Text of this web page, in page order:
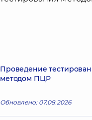
Проведение
методом ПЦР
Обновлено: 07.08.2026